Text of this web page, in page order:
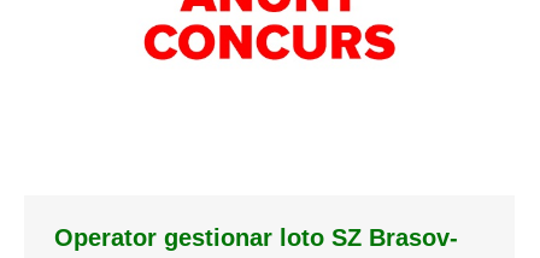
Operator gestionar loto SZ Brasov-